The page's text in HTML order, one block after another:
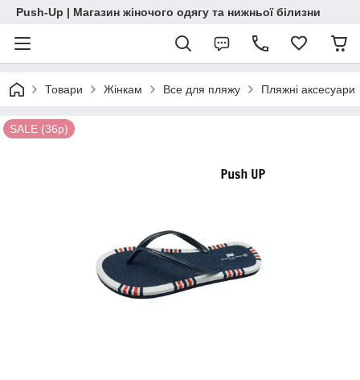
Push-Up | Магазин жіночого одягу та нижньої білизни
Товари Жінкам Все для пляжу Пляжні аксесуари
SALE (36р)